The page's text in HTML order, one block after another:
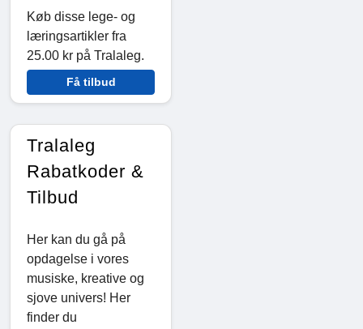
Køb disse lege- og
læringsartikler fra
25.00 kr på Tralaleg.
Få tilbud
Tralaleg
Rabatkoder &
Tilbud
Her kan du gå på
opdagelse i vores
musiske, kreative og
sjove univers! Her
finder du